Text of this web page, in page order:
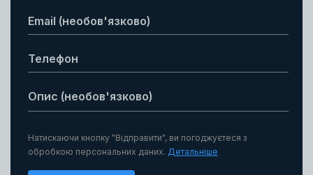
Натискаючи кнопку "Відправити", ви погоджуєтеся з
обробкою персональних даних. Детальніше